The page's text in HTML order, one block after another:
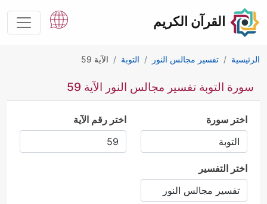
القرآن الكريم
الرئيسية تفسير مجالس النور التوبة الآية 59
سورة التوبة تفسير مجالس النور الآية 59
اختر سورة اختر رقم الآية
اختر التفسير